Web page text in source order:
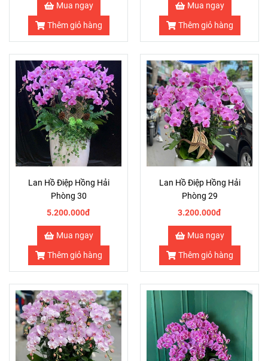
Mua ngay
Thêm giỏ hàng
Mua ngay
Thêm giỏ hàng
Lan Hồ Điệp Hồng Hải
Phòng 30
5.200.000đ
Mua ngay
Thêm giỏ hàng
Lan Hồ Điệp Hồng Hải
Phòng 29
3.200.000đ
Mua ngay
Thêm giỏ hàng